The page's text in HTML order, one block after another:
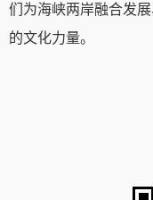
们为海峡两岸融合发
的文化力量。